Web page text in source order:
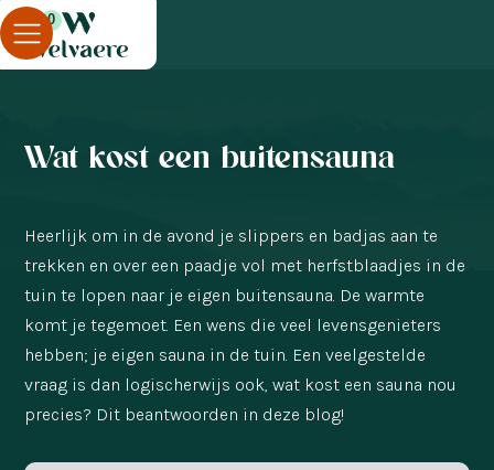
0
Blog
Wat kost een buitensauna
Wat kost een buitensauna
Heerlijk om in de avond je slippers en badjas aan te
trekken en over een paadje vol met herfstblaadjes in de
tuin te lopen naar je eigen buitensauna. De warmte
komt je tegemoet. Een wens die veel levensgenieters
hebben; je eigen sauna in de tuin. Een veelgestelde
vraag is dan logischerwijs ook, wat kost een sauna nou
precies? Dit beantwoorden in deze blog!